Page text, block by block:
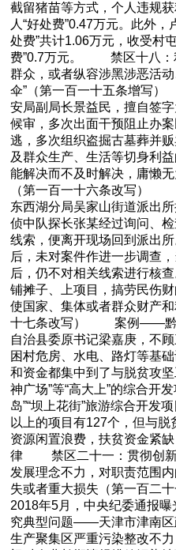
截留猪苗等方式，个人违规
人“好处费”0.47万元。此外
处费”共计1.06万元，收受村
费”0.7万元。 禁区十八：
群众，或者纵容涉黑涉恶活
伞”（第一百一十五条增
安局副局长景益民，擅自签
候审，多次出面干预阻止办
逃，多次组织盗掘古墓葬
及群众生产、生活等切身利
能解决而不及时解决，庸懒
（第一百一十六条改写）
东西湖分局吴家山街道派出
侦中队探长张某经过询问、
线索，便离开现场回到派出
后，未对案件作进一步调查
后，仍不对相关线索进行
铺摊子、上项目，搞劳民伤财
使国家、集体或者群众财产
十七条改写） 案例——黔
自治县委原书记梁嘉庚，不
困村危房、水电、路灯等基
和资金都集中到了与脱贫攻坚
神广场”等“高大上”的综合开
岛”“坝上花街”旅游综合开发
以上的项目有127个，但与
资源闲置浪费，扶贫资金
律 禁区二十一：贯彻创新
发展理念不力，对职责范围
失或者重大损失（第一百
2018年5月，中央纪委通报
究典型问题——天津市津南区
生产聚集区严重污染整改不